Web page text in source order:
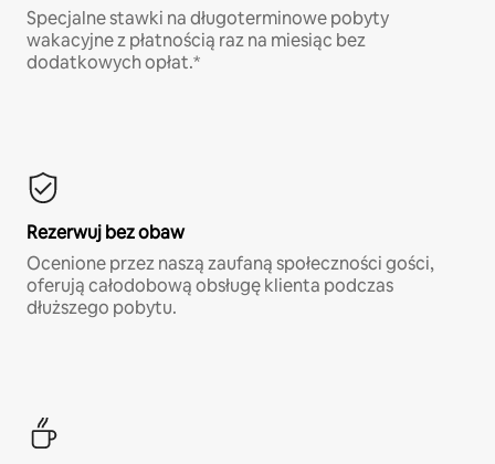
Specjalne stawki na długoterminowe pobyty
wakacyjne z płatnością raz na miesiąc bez
dodatkowych opłat.*
Rezerwuj bez obaw
Ocenione przez naszą zaufaną społeczności gości,
oferują całodobową obsługę klienta podczas
dłuższego pobytu.